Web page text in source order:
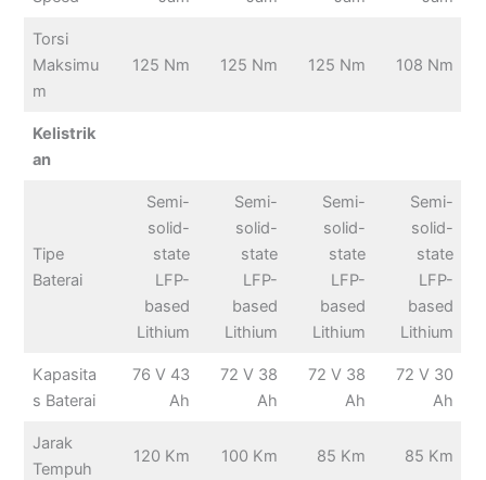
Torsi
Maksimu
m
125 Nm 125 Nm 125 Nm 108 Nm
Kelistrik
an
Tipe
Baterai
Semi-
solid-
state
LFP-
based
Lithium
Semi-
solid-
state
LFP-
based
Lithium
Semi-
solid-
state
LFP-
based
Lithium
Semi-
solid-
state
LFP-
based
Lithium
Kapasita
s Baterai
76 V 43
Ah
72 V 38
Ah
72 V 38
Ah
72 V 30
Ah
Jarak
Tempuh
120 Km 100 Km 85 Km 85 Km